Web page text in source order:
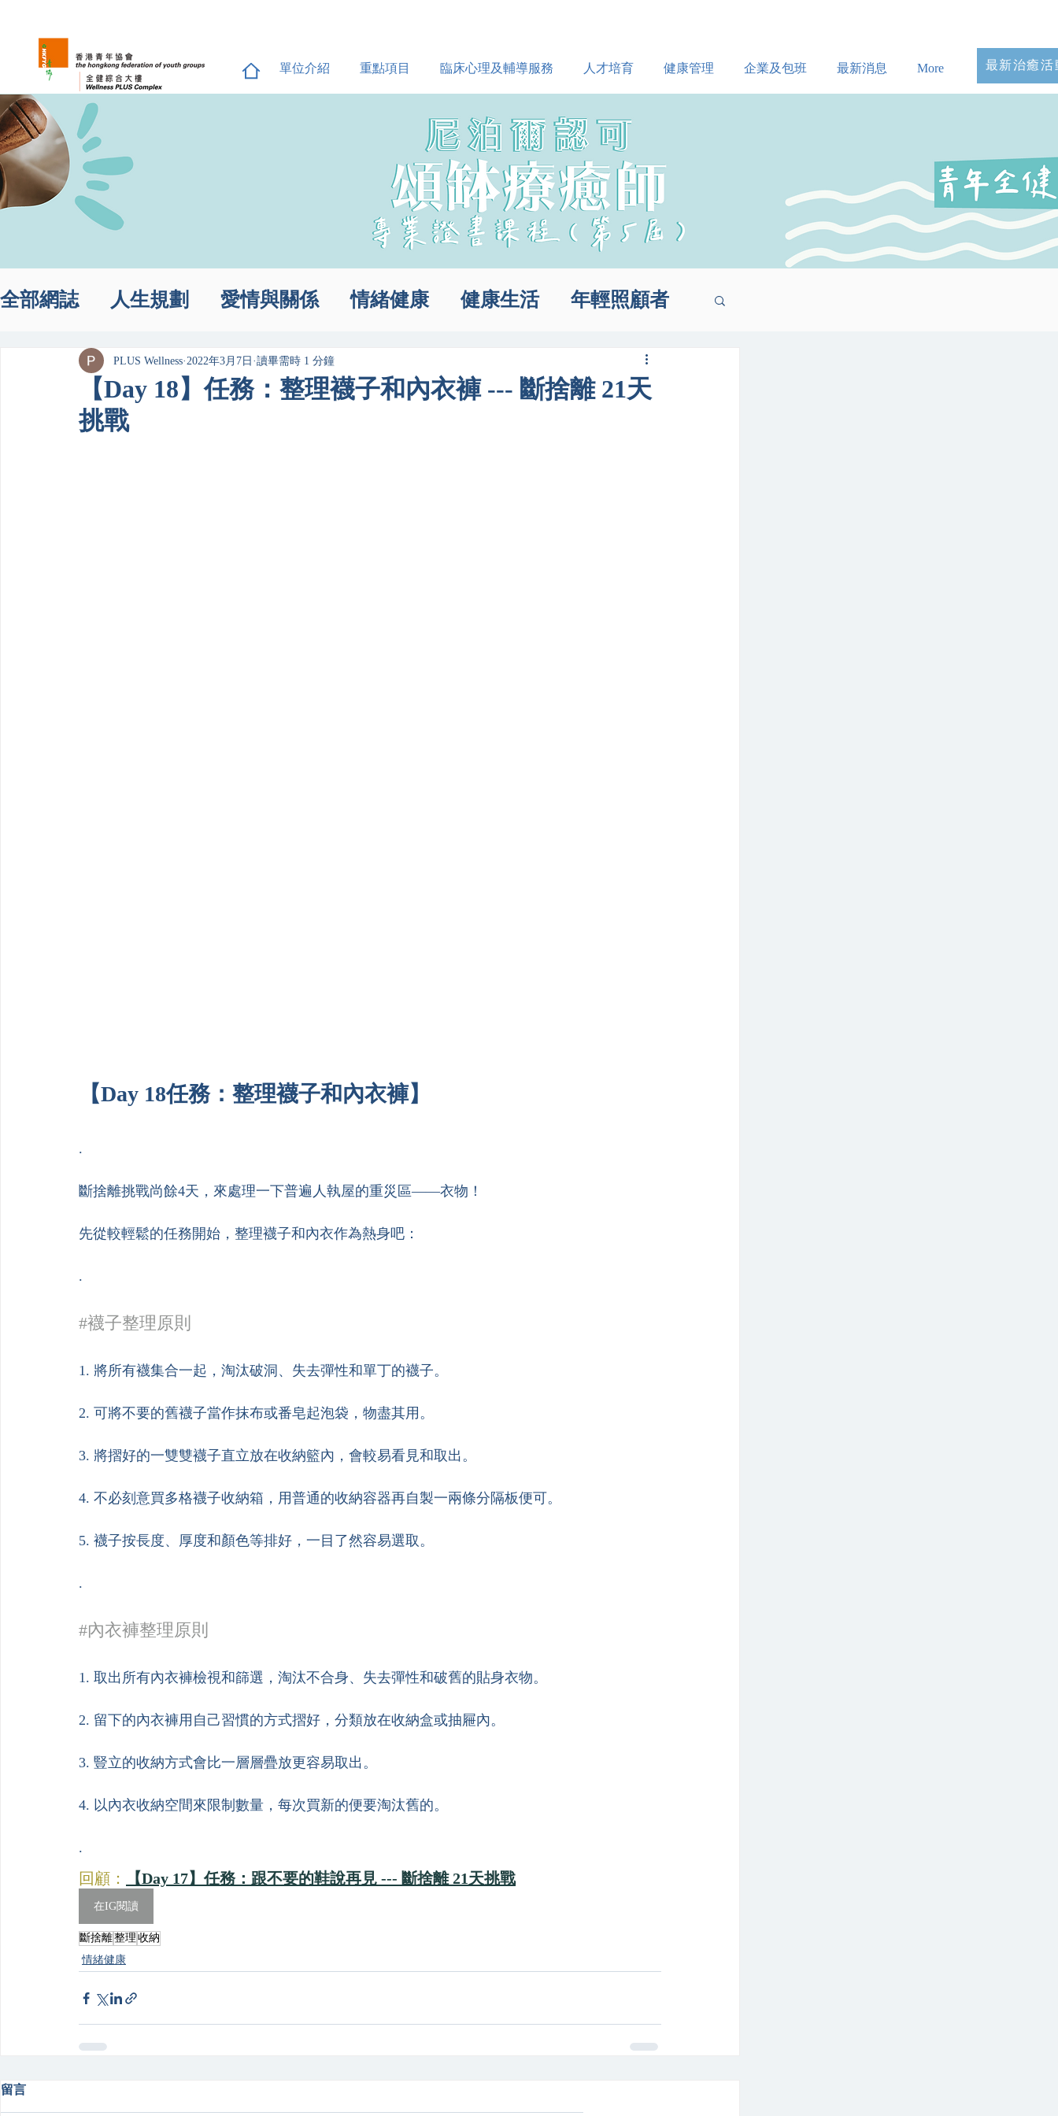
單位介紹 重點項目 臨床心理及輔導服務 人才培育 健康管理 企業及包班 最新消息 More 最新治癒活
全部網誌 人生規劃 愛情與關係 情緒健康 健康生活 年輕照顧者
【Day 18】任務：整理襪子和內衣褲 --- 斷捨離 21天
挑戰
PLUS Wellness 2022年3月7日 讀畢需時 1 分鐘
【Day 18任務：整理襪子和內衣褲】
.
斷捨離挑戰尚餘4天，來處理一下普遍人執屋的重災區——衣物！
先從較輕鬆的任務開始，整理襪子和內衣作為熱身吧：
.
#襪子整理原則
1. 將所有襪集合一起，淘汰破洞、失去彈性和單丁的襪子。
2. 可將不要的舊襪子當作抹布或番皂起泡袋，物盡其用。
3. 將摺好的一雙雙襪子直立放在收納籃內，會較易看見和取出。
4. 不必刻意買多格襪子收納箱，用普通的收納容器再自製一兩條分隔板便可。
5. 襪子按長度、厚度和顏色等排好，一目了然容易選取。
.
#內衣褲整理原則
1. 取出所有內衣褲檢視和篩選，淘汰不合身、失去彈性和破舊的貼身衣物。
2. 留下的內衣褲用自己習慣的方式摺好，分類放在收納盒或抽屜內。
3. 豎立的收納方式會比一層層疊放更容易取出。
4. 以內衣收納空間來限制數量，每次買新的便要淘汰舊的。
.
回顧： 【Day 17】任務：跟不要的鞋說再見 --- 斷捨離 21天挑戰
在IG閱讀
斷捨離整理 收納
情緒健康
留言